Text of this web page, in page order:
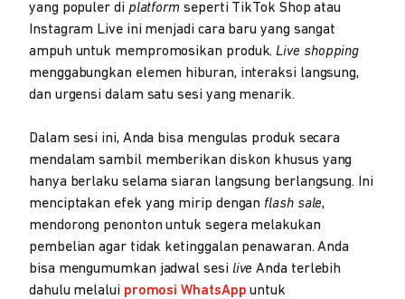
yang populer di platformseperti TikTok Shop atau
Instagram Live ini menjadi cara baru yang sangat
ampuh untuk mempromosikan produk.Live shopping
menggabungkan elemen hiburan, interaksi langsung,
dan urgensi dalam satu sesi yang menarik.
Dalam sesi ini, Anda bisa mengulas produk secara
mendalam sambil memberikan diskon khusus yang
hanya berlaku selama siaran langsung berlangsung. Ini
menciptakan efek yang mirip dengan flash sale,
mendorong penonton untuk segera melakukan
pembelian agar tidak ketinggalan penawaran. Anda
bisa mengumumkan jadwal sesi live Anda terlebih
dahulu melalui promosi WhatsApp untuk